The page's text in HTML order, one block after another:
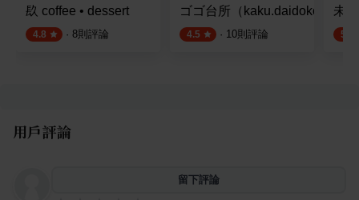
镹 coffee • dessert
4.8 · 8則評論
ゴゴ台所（kaku.daidokoro)
4.5 · 10則評論
未
5.0
用戶評論
留下評論